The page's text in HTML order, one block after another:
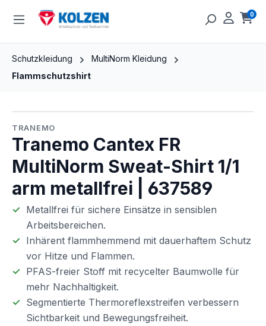
Zum Hauptinhalt springen 0
Schutzkleidung
MultiNorm Kleidung
Flammschutzshirt
TRANEMO
Tranemo Cantex FR
MultiNorm Sweat-Shirt 1/1
arm metallfrei | 637589
Metallfrei für sichere Einsätze in sensiblen
Arbeitsbereichen.
Inhärent flammhemmend mit dauerhaftem Schutz
vor Hitze und Flammen.
PFAS-freier Stoff mit recycelter Baumwolle für
mehr Nachhaltigkeit.
Segmentierte Thermoreflexstreifen verbessern
Sichtbarkeit und Bewegungsfreiheit.